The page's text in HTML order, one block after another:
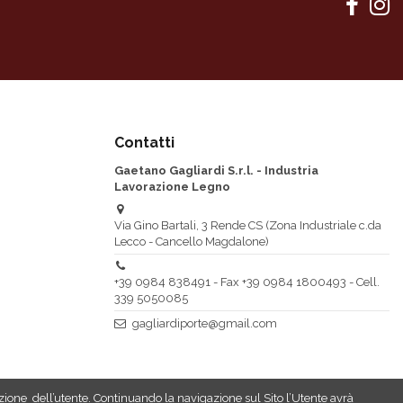
PU poliuretanici per interni, atossici. Mano di fondo
bicomponente opaca
opaco per interni - Opzionale Tinta unita speciale
Rovere, Faggio, Ciliegio, Frassini, Noce, ecc.
Contatti
Gaetano Gagliardi S.r.l. - Industria
Lavorazione Legno
Via Gino Bartali, 3 Rende CS (Zona Industriale c.da
Lecco - Cancello Magdalone)
+39 0984 838491 - Fax +39 0984 1800493 - Cell.
339 5050085
gagliardiporte@gmail.com
dell’utente. Continuando la navigazione sul Sito l’Utente avrà